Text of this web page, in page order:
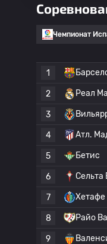
Чемпионат
1
2 Реал
3
4 Атл.
5 Бетис
6 Сельта
7 Хетафе
8 Райо
9